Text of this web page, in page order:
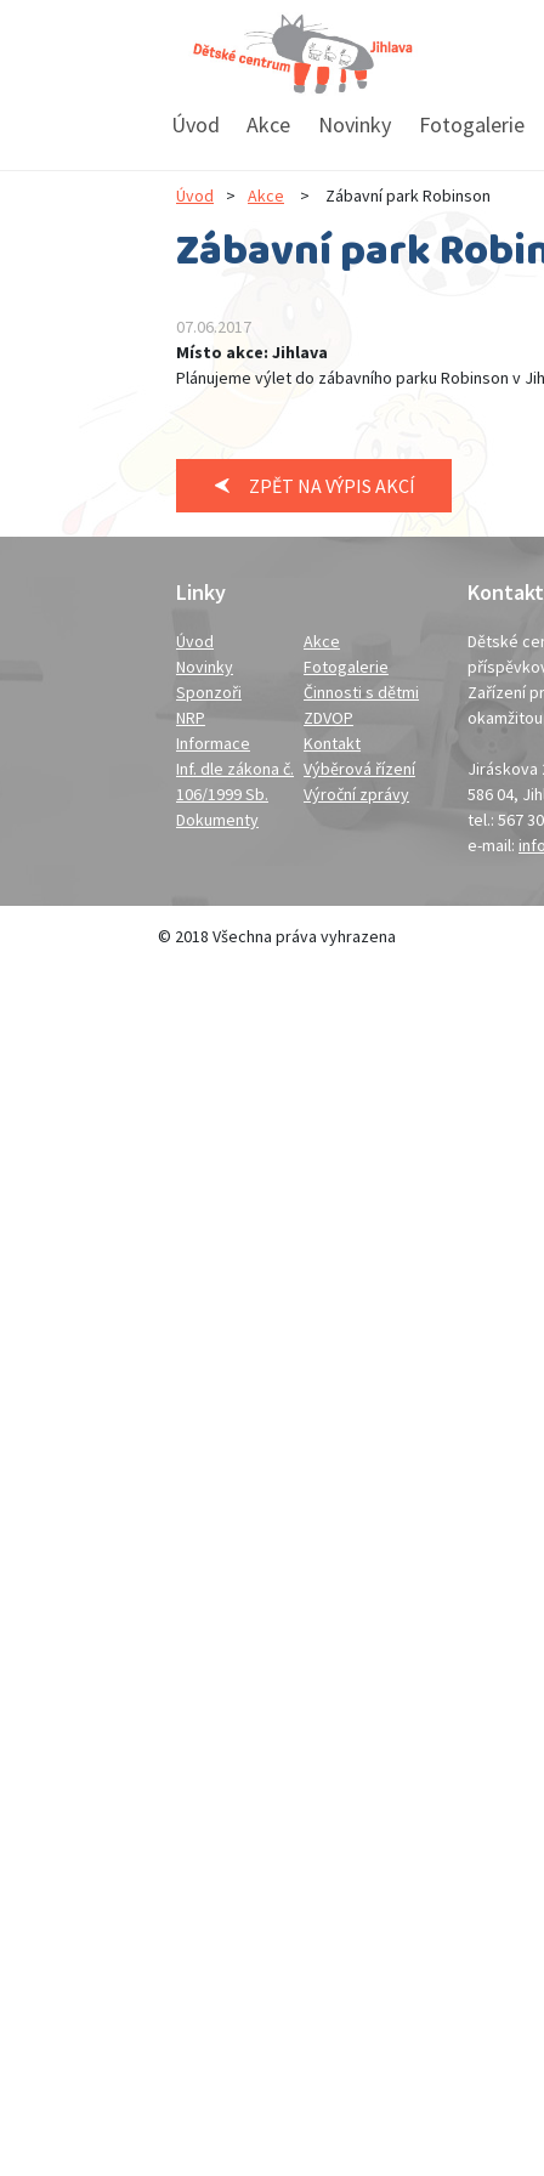
Úvod Akce Novinky Fotogalerie
Úvod > Akce > Zábavní park Robinson
Zábavní park
07.06.2017
Místo akce: Jihlava
Plánujeme výlet do zábavního parku Robinson v
ZPĚT NA VÝPIS AKCÍ
Linky
Úvod
Akce
Novinky
Fotogalerie
Sponzoři
Činnosti s dětmi
NRP
ZDVOP
Informace
Kontakt
Inf. dle zákona č.
106/1999 Sb.
Výběrová řízení
Výroční zprávy
Dokumenty
Kontakt
Dětské
Zařízení
Jiráskova
586 04,
tel.: 567
e-mail:
© 2018 Všechna práva vyhrazena